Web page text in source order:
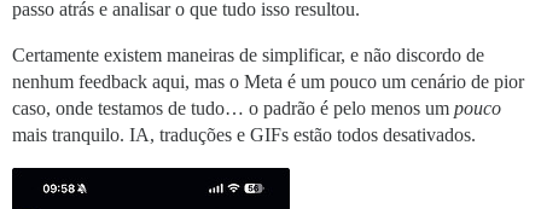
passo atrás e analisar o que tudo isso resultou.
Certamente existem maneiras de simplificar, e não discordo de
nenhum feedback aqui, mas o Meta é um pouco um cenário de pior
caso, onde testamos de tudo… o padrão é pelo menos um pouco
mais tranquilo. IA, traduções e GIFs estão todos desativados.